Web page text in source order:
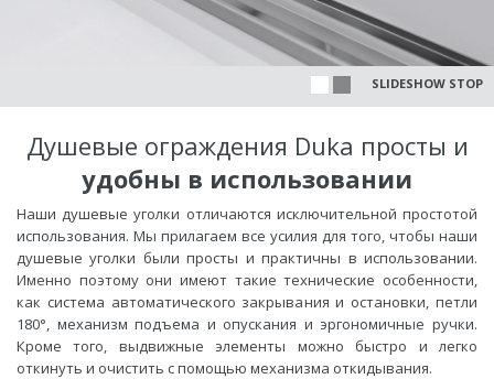
SLIDESHOW STOP
Душевые ограждения Duka просты и
удобны в использовании
Наши душевые уголки отличаются исключительной простотой
использования. Мы прилагаем все усилия для того, чтобы наши
душевые уголки были просты и практичны в использовании.
Именно поэтому они имеют такие технические особенности,
как система автоматического закрывания и остановки, петли
180°, механизм подъема и опускания и эргономичные ручки.
Кроме того, выдвижные элементы можно быстро и легко
откинуть и очистить с помощью механизма откидывания.